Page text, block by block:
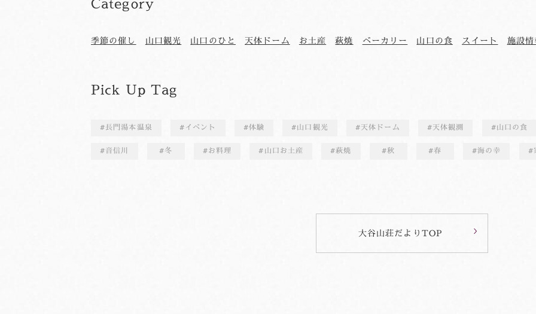
季節の催し 山口観光 山口のひと 天体ドーム お土産 萩焼 ベーカリー 山口の食 スイート 施設
Pick Up Tag
長門湯本温泉 イベント 体験 山口観光 天体ドーム 天体観測 山口の食
音信川 冬 お料理 山口お土産 萩焼 秋 春 海の幸
大谷山荘だよりTOP